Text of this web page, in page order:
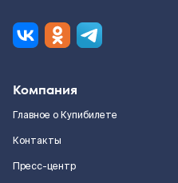
Компания
Главное о Купибилете
Контакты
Пресс-центр